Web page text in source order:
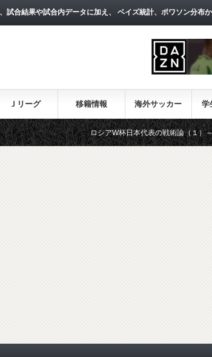
試合結果や試合内データに加え、 ベイズ統計、ポワソン分布
Ｊリーグ 移籍情報 海外サッカー 学
ロシアW杯日本代表の戦術論（１）～西野朗新監督が